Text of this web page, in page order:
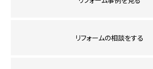
リフォームの相談をする